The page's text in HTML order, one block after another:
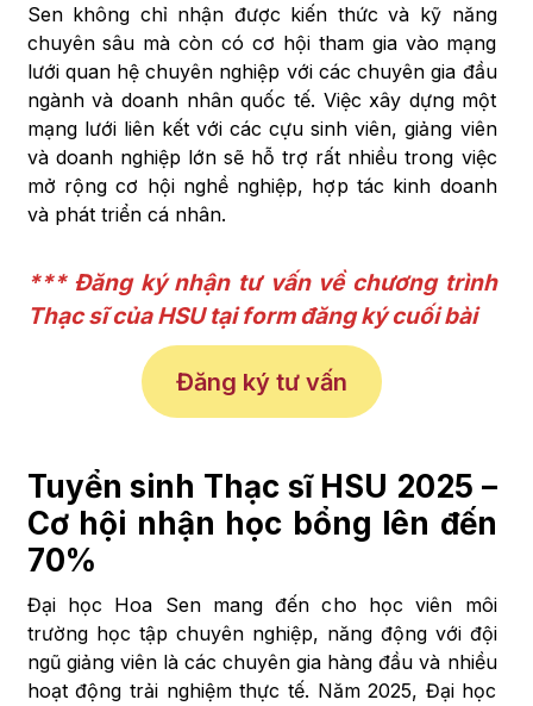
Sen không chỉ nhận được kiến thức và kỹ năng
chuyên sâu mà còn có cơ hội tham gia vào mạng
lưới quan hệ chuyên nghiệp với các chuyên gia đầu
ngành và doanh nhân quốc tế. Việc xây dựng một
mạng lưới liên kết với các cựu sinh viên, giảng viên
và doanh nghiệp lớn sẽ hỗ trợ rất nhiều trong việc
mở rộng cơ hội nghề nghiệp, hợp tác kinh doanh
và phát triển cá nhân.
*** Đăng ký nhận tư vấn về chương trình
Thạc sĩ của HSU tại form đăng ký cuối bài
Đăng ký tư vấn
Tuyển sinh Thạc sĩ HSU 2025 –
Cơ hội nhận học bổng lên đến
70%
Đại học Hoa Sen mang đến cho học viên môi
trường học tập chuyên nghiệp, năng động với đội
ngũ giảng viên là các chuyên gia hàng đầu và nhiều
hoạt động trải nghiệm thực tế. Năm 2025, Đại học